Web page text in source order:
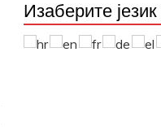
Изаберите језик